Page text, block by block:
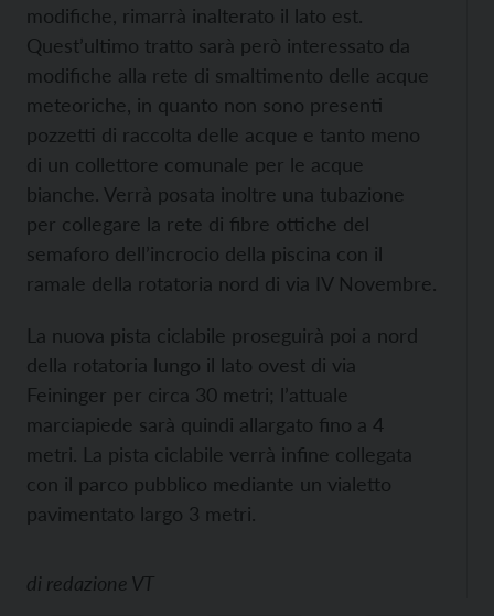
modifiche, rimarrà inalterato il lato est.
Quest’ultimo tratto sarà però interessato da
modifiche alla rete di smaltimento delle acque
meteoriche, in quanto non sono presenti
pozzetti di raccolta delle acque e tanto meno
di un collettore comunale per le acque
bianche. Verrà posata inoltre una tubazione
per collegare la rete di fibre ottiche del
semaforo dell’incrocio della piscina con il
ramale della rotatoria nord di via IV Novembre.
La nuova pista ciclabile proseguirà poi a nord
della rotatoria lungo il lato ovest di via
Feininger per circa 30 metri; l’attuale
marciapiede sarà quindi allargato fino a 4
metri. La pista ciclabile verrà infine collegata
con il parco pubblico mediante un vialetto
pavimentato largo 3 metri.
di redazione VT